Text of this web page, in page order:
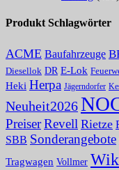
Produkt Schlagwörter
ACME Baufahrzeuge
Diesellok DR E-Lok
Heki Herpa Jägerndorfer
Neuheit2026
PreiserRevell Rietze
SBB Sonderangebote
Tragwagen Vollmer